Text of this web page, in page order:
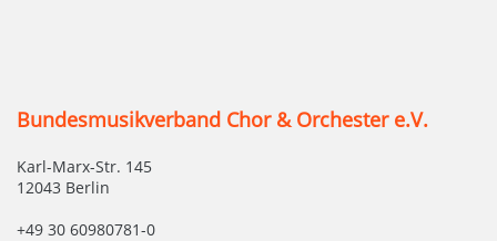
Bundesmusikverband Chor & Orchester e.V.
Karl-Marx-Str. 145
12043 Berlin
+49 30 60980781-0